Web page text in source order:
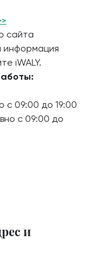
сайта
информация
iWALY.
с 09:00 до 19:00
с 09:00 до
и